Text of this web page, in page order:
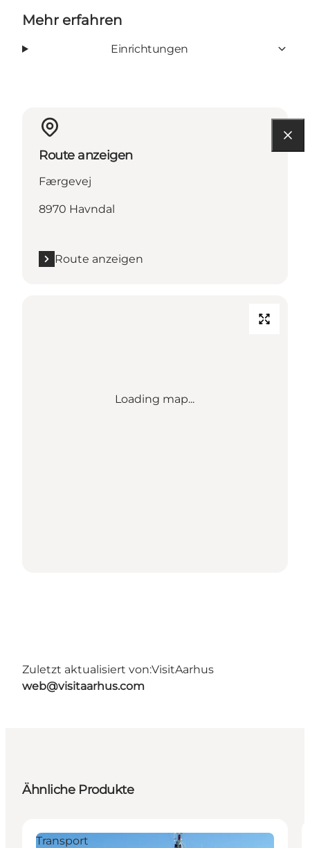
Mehr erfahren
Einrichtungen
Route anzeigen
Færgevej
8970 Havndal
Route anzeigen
Loading map...
Zuletzt aktualisiert von:VisitAarhus
web@visitaarhus.com
Ähnliche Produkte
Transport